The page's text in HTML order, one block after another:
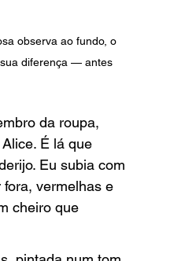
observa ao fundo, o
diferença — antes
da roupa,
É lá que
Eu subia com
vermelhas e
cheiro que